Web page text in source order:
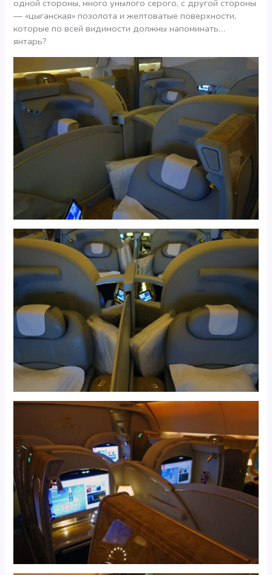
одной стороны, много унылого серого, с другой стороны
— «цыганская» позолота и желтоватые поверхности,
которые по всей видимости должны напоминать…
янтарь?